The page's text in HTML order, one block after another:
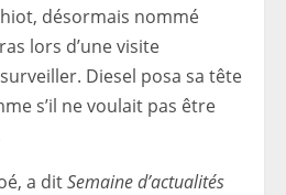
désormais nommé
lors d’une visite
Diesel posa sa tête
s’il ne voulait pas être
a ditSemaine d’actualités